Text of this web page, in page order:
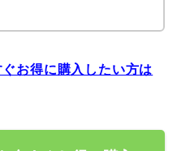
お得に購入したい方は